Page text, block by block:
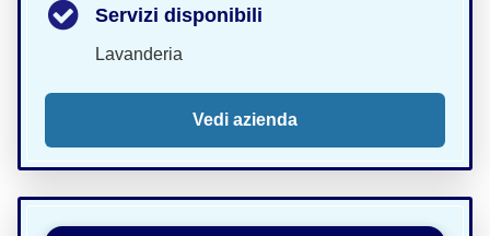
Servizi disponibili
Lavanderia
Vedi azienda